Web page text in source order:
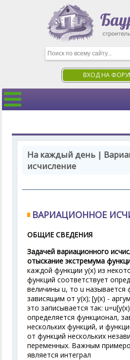
ВХОД НА
На каждый день |
исчисление
ВАРИАЦИОННОЕ
ОБЩИЕ СВЕДЕНИЯ
Задачей вариационного
отыскание экстремума
каждой функции у(х) из
функций соответствует
величины u, то u называется
зависящим от у(х); [у(х) -
это записывается так:
определяется функционал,
нескольких функций, и
от функций нескольких
переменных. Важным
является интеграл